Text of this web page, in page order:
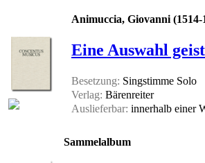
Animuccia, Giovanni (1514-
Eine Auswahl
Besetzung: Singstimme Solo
Verlag: Bärenreiter
Auslieferbar: innerhalb einer
Sammelalbum